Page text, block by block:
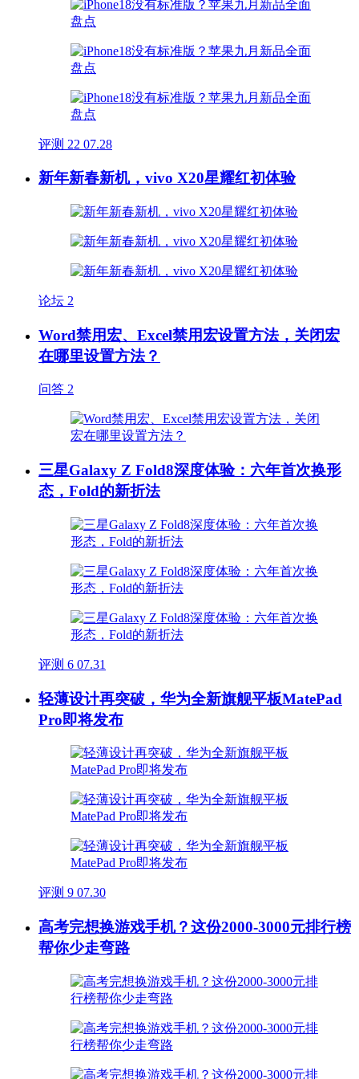
评测 22 07.28
新年新春新机，vivo X20星耀红初体验
论坛 2
Word禁用宏、Excel禁用宏设置方法，关闭宏
在哪里设置方法？
问答 2
三星Galaxy Z Fold8深度体验：六年首次换形
态，Fold的新折法
评测 6 07.31
轻薄设计再突破，华为全新旗舰平板MatePad
Pro即将发布
评测 9 07.30
高考完想换游戏手机？这份2000-3000元排行榜
帮你少走弯路